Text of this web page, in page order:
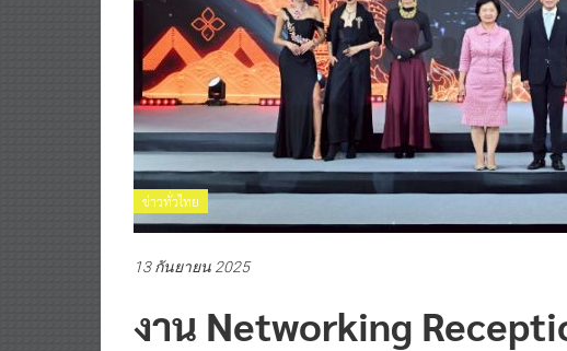
ข่าวทั่วไทย
13 กันยายน 2025
งาน Networking